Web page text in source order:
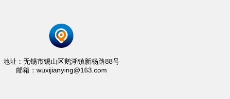
地址：无锡市锡山区鹅湖镇新杨路88号
邮箱：wuxijianying@163.com